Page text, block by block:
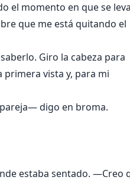
el momento en que se
que me está quitando el
Giro la cabeza para
vista y, para mi
digo en broma.
estaba sentado. —Creo